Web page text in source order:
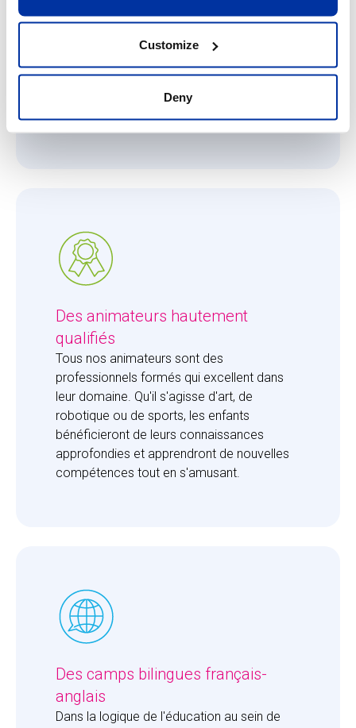
Customize
Deny
Ce qui nous importe, c'est que chaque
enfant reçoive toute l'attention qu'il ou elle
permet à nos animateurs de se consacrer
entièrement aux enfants et de leur apporter
Des animateurs hautement
qualifiés
Tous nos animateurs sont des
professionnels formés qui excellent dans
leur domaine. Qu'il s'agisse d'art, de
robotique ou de sports, les enfants
bénéficieront de leurs connaissances
approfondies et apprendront de nouvelles
compétences tout en s'amusant.
Des camps bilingues français-
anglais
Dans la logique de l'éducation au sein de